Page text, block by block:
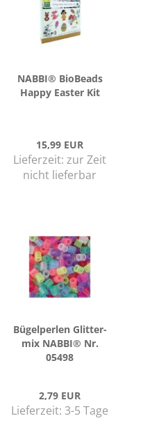
NABBI® Bio­Beads
Happy Eas­ter Kit
15,99 EUR
Lieferzeit: zur Zeit
nicht lieferbar
Bü­gel­per­len Glit­ter­
mix NABBI® Nr.
05498
2,79 EUR
Lieferzeit: 3-5 Tage